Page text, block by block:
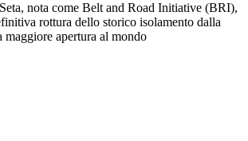
nota come Belt and Road Initiative (BRI),
rottura dello storico isolamento dalla
maggiore apertura al mondo